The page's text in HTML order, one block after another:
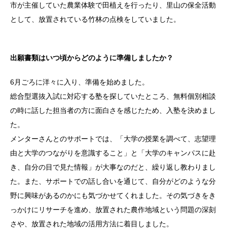
市が主催していた農業体験で田植えを行ったり、里山の保全活動
として、放置されている竹林の点検をしていました。
出願書類はいつ頃からどのように準備しましたか？
6月ごろに洋々に入り、準備を始めました。
総合型選抜入試に対応する塾を探していたところ、無料個別相談
の時に話した担当者の方に面白さを感じたため、入塾を決めまし
た。
メンターさんとのサポートでは、「大学の授業を調べて、志望理
由と大学のつながりを意識すること」と「大学のキャンパスに赴
き、自分の目で見た情報」が大事なのだと、繰り返し教わりまし
た。また、サポートでの話し合いを通じて、自分がどのような分
野に興味があるのかにも気づかせてくれました。その気づきをき
っかけにリサーチを進め、放置された農作地域という問題の深刻
さや、放置された地域の活用方法に着目しました。